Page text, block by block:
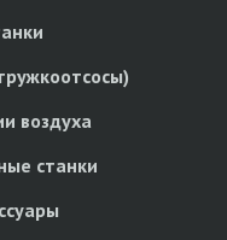
воздуха
станки